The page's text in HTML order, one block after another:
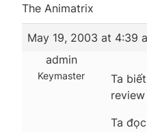
The Animatrix
May 19, 2003 at 4:39
admin
Keymaster
Ta
Ta